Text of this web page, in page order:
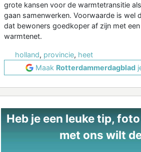
grote kansen voor de warmtetransitie
gaan samenwerken. Voorwaarde is wel
dat bewoners goedkoper af zijn met
warmtenet.
holland, provincie, heet
Maak Rotterdammerdagblad
Heb je een leuke tip,
met ons wilt